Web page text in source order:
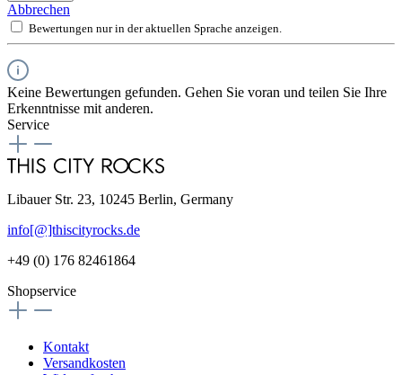
Abbrechen
Bewertungen nur in der aktuellen Sprache anzeigen.
Keine Bewertungen gefunden. Gehen Sie voran und teilen Sie Ihre
Erkenntnisse mit anderen.
Service
Libauer Str. 23, 10245 Berlin, Germany
info[@]thiscityrocks.de
+49 (0) 176 82461864
Shopservice
Kontakt
Versandkosten